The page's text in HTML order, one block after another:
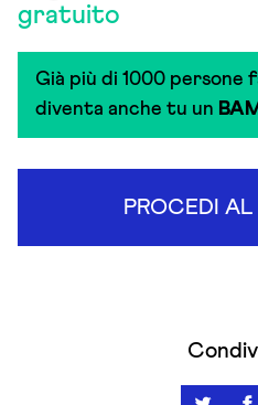
gratuito
Già più di 1000 persone
diventa anche tu un BAM
PROCEDI